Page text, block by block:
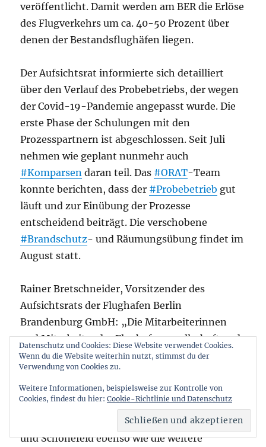
veröffentlicht. Damit werden am BER die Erlöse
des Flugverkehrs um ca. 40-50 Prozent über
denen der Bestandsflughäfen liegen.
Der Aufsichtsrat informierte sich detailliert
über den Verlauf des Probebetriebs, der wegen
der Covid-19-Pandemie angepasst wurde. Die
erste Phase der Schulungen mit den
Prozesspartnern ist abgeschlossen. Seit Juli
nehmen wie geplant nunmehr auch
#Komparsen daran teil. Das #ORAT-Team
konnte berichten, dass der #Probebetrieb gut
läuft und zur Einübung der Prozesse
entscheidend beiträgt. Die verschobene
#Brandschutz- und Räumungsübung findet im
August statt.
Rainer Bretschneider, Vorsitzender des
Aufsichtsrats der Flughafen Berlin
Brandenburg GmbH: „Die Mitarbeiterinnen
und Mitarbeiter der Flughafengesellschaft und
ihrer Partner haben in den vergangenen
Wochen trotz der schwierigen Bedingungen
den Flugbetrieb konsequent aufrechterhalten.
Das betrifft die Umsetzung der
Hygienemaßnahmen an den Flughäfen Tegel
und Schönefeld ebenso wie die weitere
Datenschutz und Cookies: Diese Website verwendet Cookies.
Wenn du die Website weiterhin nutzt, stimmst du der
Verwendung von Cookies zu.
Weitere Informationen, beispielsweise zur Kontrolle von
Cookies, findest du hier: Cookie-Richtlinie und Datenschutz